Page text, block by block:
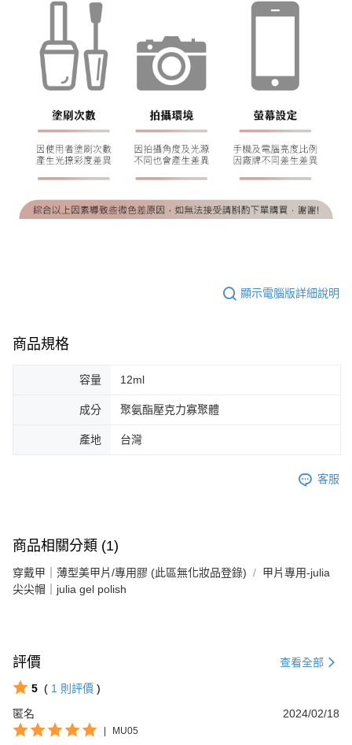
顯示電腦版詳細說明
商品規格
容量 12ml
成分 聚氨酯壓克力寡聚體
產地 台灣
客服
商品相關分類 (1)
穿戴甲｜薄型美甲片/專用膠 (此區無化妝品登錄)
甲片專用-julia
尖尖帽｜julia gel polish
評價 查看全部
5 ( 1 則評價 )
匿名
2024/02/18
| MU05